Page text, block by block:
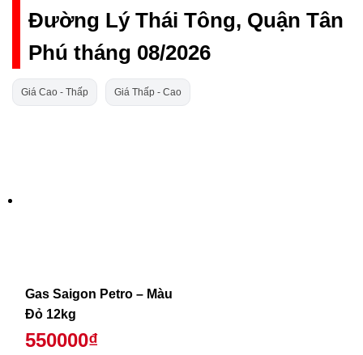
Đường Lý Thái Tông, Quận Tân
Phú tháng 08/2026
Giá Cao - Thấp Giá Thấp - Cao
Gas Saigon Petro – Màu
Đỏ 12kg
550000₫